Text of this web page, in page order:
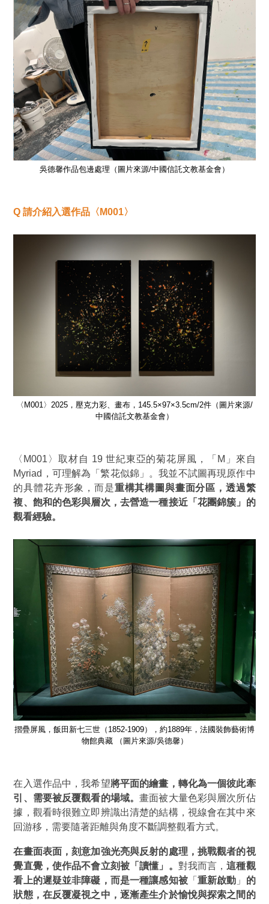
吳德馨作品包邊處理（圖片來源/中國信託文教基金會）
Q請介紹入選作品〈M001〉
〈M001〉2025，壓克力彩、畫布，145.5×97×3.5cm/2件（圖片來源/
中國信託文教基金會）
〈M001〉取材自 19 世紀東亞的菊花屏風，「M」來自
Myriad，可理解為「繁花似錦」。我並不試圖再現原作中
的具體花卉形象，而是重構其構圖與畫面分區，透過繁
複、飽和的色彩與層次，去營造一種接近「花團錦簇」的
觀看經驗。
摺疊屏風，飯田新七三世（1852-1909），約1889年，法國裝飾藝術博
物館典藏 （圖片來源/吳德馨）
在入選作品中，我希望將平面的繪畫，轉化為一個彼此牽
引、需要被反覆觀看的場域。畫面被大量色彩與層次所佔
據，觀看時很難立即辨識出清楚的結構，視線會在其中來
回游移，需要隨著距離與角度不斷調整觀看方式。
在畫面表面，刻意加強光亮與反射的處理，挑戰觀者的視
覺直覺，使作品不會立刻被「讀懂」。 對我而言，這種觀
看上的遲疑並非障礙，而是一種讓感知被「 重新啟動 」 的
狀態，在反覆凝視之中，逐漸產生介於愉悅與探索之間的